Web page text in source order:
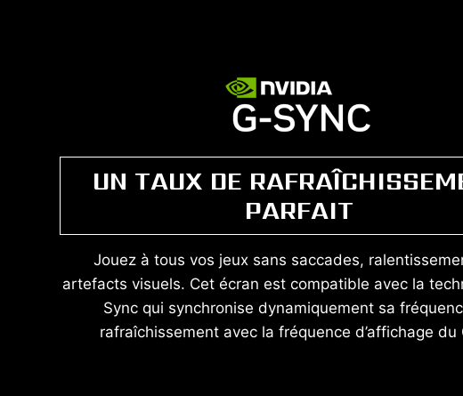
UN TAUX DE
PARFAIT
Jouez à tous vos jeux sans saccades,
artefacts visuels. Cet écran est compatible avec la
Sync qui synchronise dynamiquement sa
rafraîchissement avec la fréquence d’affichage du